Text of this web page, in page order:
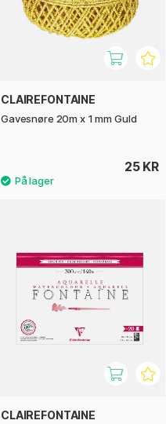
CLAIREFONTAINE
Gavesnøre 20m x 1 mm Guld
25 KR
CLAIREFONTAINE